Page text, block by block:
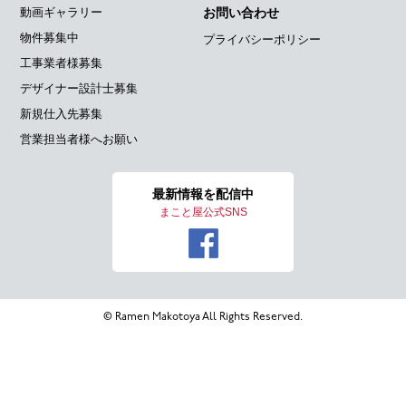
動画ギャラリー
物件募集中
工事業者様募集
デザイナー設計士募集
新規仕入先募集
営業担当者様へお願い
お問い合わせ
プライバシーポリシー
最新情報を配信中
まこと屋公式SNS
© Ramen Makotoya All Rights Reserved.